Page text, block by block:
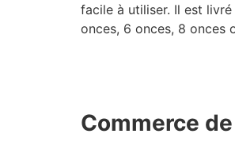
facile à utiliser. Il est
onces, 6 onces, 8 onces
Commerce